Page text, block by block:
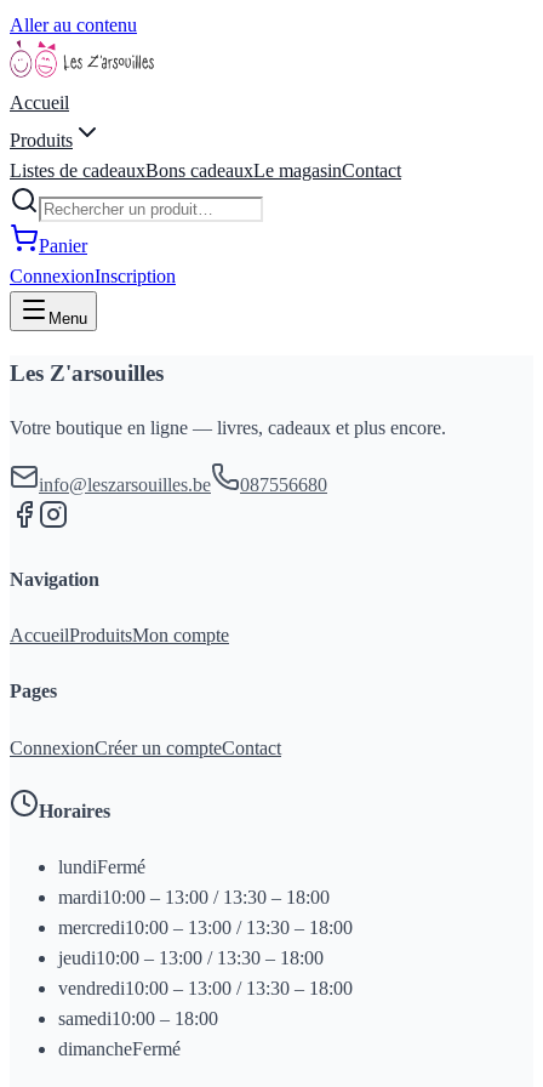
Aller au contenu
Accueil
Produits
Listes de cadeauxBons cadeauxLe magasinContact
Panier
ConnexionInscription
Menu
Les Z'arsouilles
Votre boutique en ligne — livres, cadeaux et plus encore.
info@leszarsouilles.be 087556680
Navigation
AccueilProduitsMon compte
Pages
ConnexionCréer un compteContact
Horaires
lundiFermé
mardi10:00 – 13:00 / 13:30 – 18:00
mercredi10:00 – 13:00 / 13:30 – 18:00
jeudi10:00 – 13:00 / 13:30 – 18:00
vendredi10:00 – 13:00 / 13:30 – 18:00
samedi10:00 – 18:00
dimancheFermé